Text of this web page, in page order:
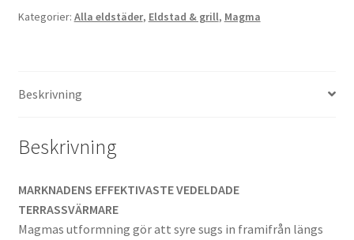
Kategorier: Alla eldstäder, Eldstad & grill, Magma
Beskrivning
Beskrivning
MARKNADENS EFFEKTIVASTE VEDELDADE
TERRASSVÄRMARE
Magmas utformning gör att syre sugs in framifrån längs